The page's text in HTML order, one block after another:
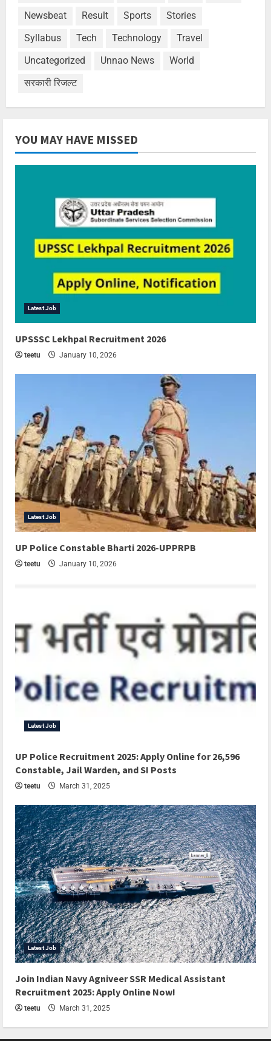
Newsbeat
Result Sports
Stories
Syllabus
Tech Technology
Travel
Uncategorized
Unnao News
World
सरकारी रिजल्ट
YOU MAY HAVE MISSED
Latest Job
UPSSSC Lekhpal Recruitment 2026
teetu January 10, 2026
Latest Job
UP Police Constable Bharti 2026-UPPRPB
teetu January 10, 2026
Latest Job
UP Police Recruitment 2025: Apply Online for 26,596
Constable, Jail Warden, and SI Posts
teetu March 31, 2025
Latest Job
Join Indian Navy Agniveer SSR Medical Assistant
Recruitment 2025: Apply Online Now!
teetu March 31, 2025